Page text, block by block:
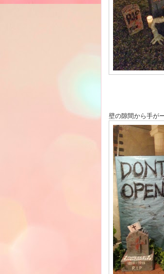
壁の隙間から手が